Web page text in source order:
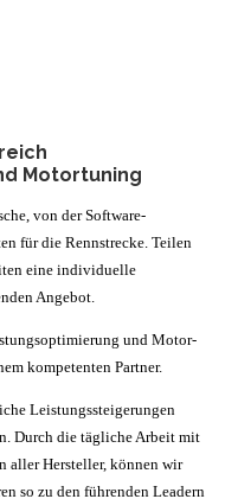
Motortuning
von der Software-
für die Rennstrecke. Teilen
eine individuelle
Angebot.
und Motor-
kompetenten Partner.
Leistungssteigerungen
Durch die tägliche Arbeit mit
aller Hersteller, können wir
so zu den führenden Leadern